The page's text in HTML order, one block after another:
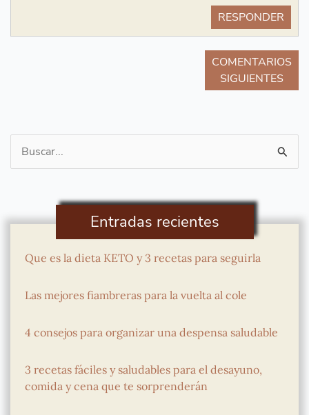
RESPONDER
COMENTARIOS
SIGUIENTES
Buscar
por:
Entradas recientes
Que es la dieta KETO y 3 recetas para seguirla
Las mejores fiambreras para la vuelta al cole
4 consejos para organizar una despensa saludable
3 recetas fáciles y saludables para el desayuno,
comida y cena que te sorprenderán